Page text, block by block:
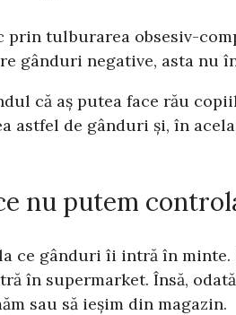
tulburarea obsesiv-
gânduri negative, asta nu
că aș putea face rău
astfel de gânduri și, în
nu putem
ce gânduri îi intră în
în supermarket. Însă,
sau să ieșim din magazin.